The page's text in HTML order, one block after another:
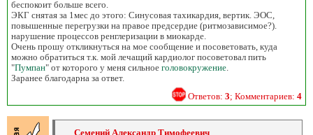
беспокоит больше всего.
ЭКГ снятая за 1мес до этого: Синусовая тахикардия, вертик. ЭОС,
повышенные перегрузки на правое предсердие (ритмозависимое?).
нарушение процессов ренглеризации в миокарде.
Очень прошу откликнуться на мое сообщение и посоветовать, куда
можно обратиться т.к. мой лечащий кардиолог посоветовал пить
"Пумпан" от которого у меня сильное головокружение
Заранее благодарна за ответ.
Ответов: 3; Комментариев: 4
Семений Александр Тимофеевич